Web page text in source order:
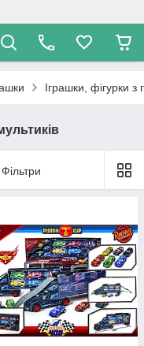
Іграшки, фігурки з
Фільтри